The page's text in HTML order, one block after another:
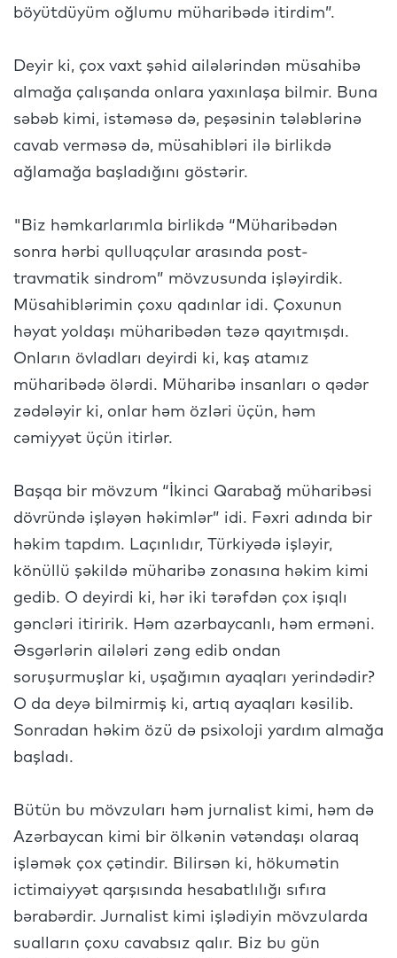
böyütdüyüm oğlumu müharibədə itirdim”.
Deyir ki, çox vaxt şəhid ailələrindən müsahibə
almağa çalışanda onlara yaxınlaşa bilmir. Buna
səbəb kimi, istəməsə də, peşəsinin tələblərinə
cavab verməsə də, müsahibləri ilə birlikdə
ağlamağa başladığını göstərir.
"Biz həmkarlarımla birlikdə “Müharibədən
sonra hərbi qulluqçular arasında post-
travmatik sindrom” mövzusunda işləyirdik.
Müsahiblərimin çoxu qadınlar idi. Çoxunun
həyat yoldaşı müharibədən təzə qayıtmışdı.
Onların övladları deyirdi ki, kaş atamız
müharibədə ölərdi. Müharibə insanları o qədər
zədələyir ki, onlar həm özləri üçün, həm
cəmiyyət üçün itirlər.
Başqa bir mövzum “İkinci Qarabağ müharibəsi
dövründə işləyən həkimlər” idi. Fəxri adında bir
həkim tapdım. Laçınlıdır, Türkiyədə işləyir,
könüllü şəkildə müharibə zonasına həkim kimi
gedib. O deyirdi ki, hər iki tərəfdən çox işıqlı
gəncləri itiririk. Həm azərbaycanlı, həm erməni.
Əsgərlərin ailələri zəng edib ondan
soruşurmuşlar ki, uşağımın ayaqları yerindədir?
O da deyə bilmirmiş ki, artıq ayaqları kəsilib.
Sonradan həkim özü də psixoloji yardım almağa
başladı.
Bütün bu mövzuları həm jurnalist kimi, həm də
Azərbaycan kimi bir ölkənin vətəndaşı olaraq
işləmək çox çətindir. Bilirsən ki, hökumətin
ictimaiyyət qarşısında hesabatlılığı sıfıra
bərabərdir. Jurnalist kimi işlədiyin mövzularda
sualların çoxu cavabsız qalır. Biz bu gün